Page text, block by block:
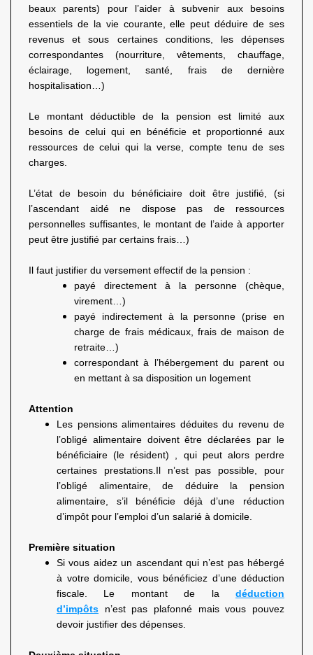
beaux parents) pour l’aider à subvenir aux besoins
essentiels de la vie courante, elle peut déduire de ses
revenus et sous certaines conditions, les dépenses
correspondantes (nourriture, vêtements, chauffage,
éclairage, logement, santé, frais de dernière
hospitalisation…)
Le montant déductible de la pension est limité aux
besoins de celui qui en bénéficie et proportionné aux
ressources de celui qui la verse, compte tenu de ses
charges.
L’état de besoin du bénéficiaire doit être justifié, (si
l’ascendant aidé ne dispose pas de ressources
personnelles suffisantes, le montant de l’aide à apporter
peut être justifié par certains frais…)
Il faut justifier du versement effectif de la pension :
payé directement à la personne (chèque,
virement…)
payé indirectement à la personne (prise en
charge de frais médicaux, frais de maison de
retraite…)
correspondant à l’hébergement du parent ou
en mettant à sa disposition un logement
Attention
Les pensions alimentaires déduites du revenu de
l’obligé alimentaire doivent être déclarées par le
bénéficiaire (le résident) , qui peut alors perdre
certaines prestations.Il n’est pas possible, pour
l’obligé alimentaire, de déduire la pension
alimentaire, s’il bénéficie déjà d’une réduction
d’impôt pour l’emploi d’un salarié à domicile.
Première situation
Si vous aidez un ascendant qui n’est pas hébergé
à votre domicile, vous bénéficiez d’une déduction
fiscale. Le montant de la déduction
d’impôts n’est pas plafonné mais vous pouvez
devoir justifier des dépenses.